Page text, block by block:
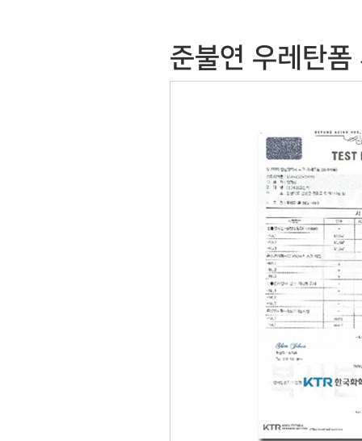
준불연 우레탄폼